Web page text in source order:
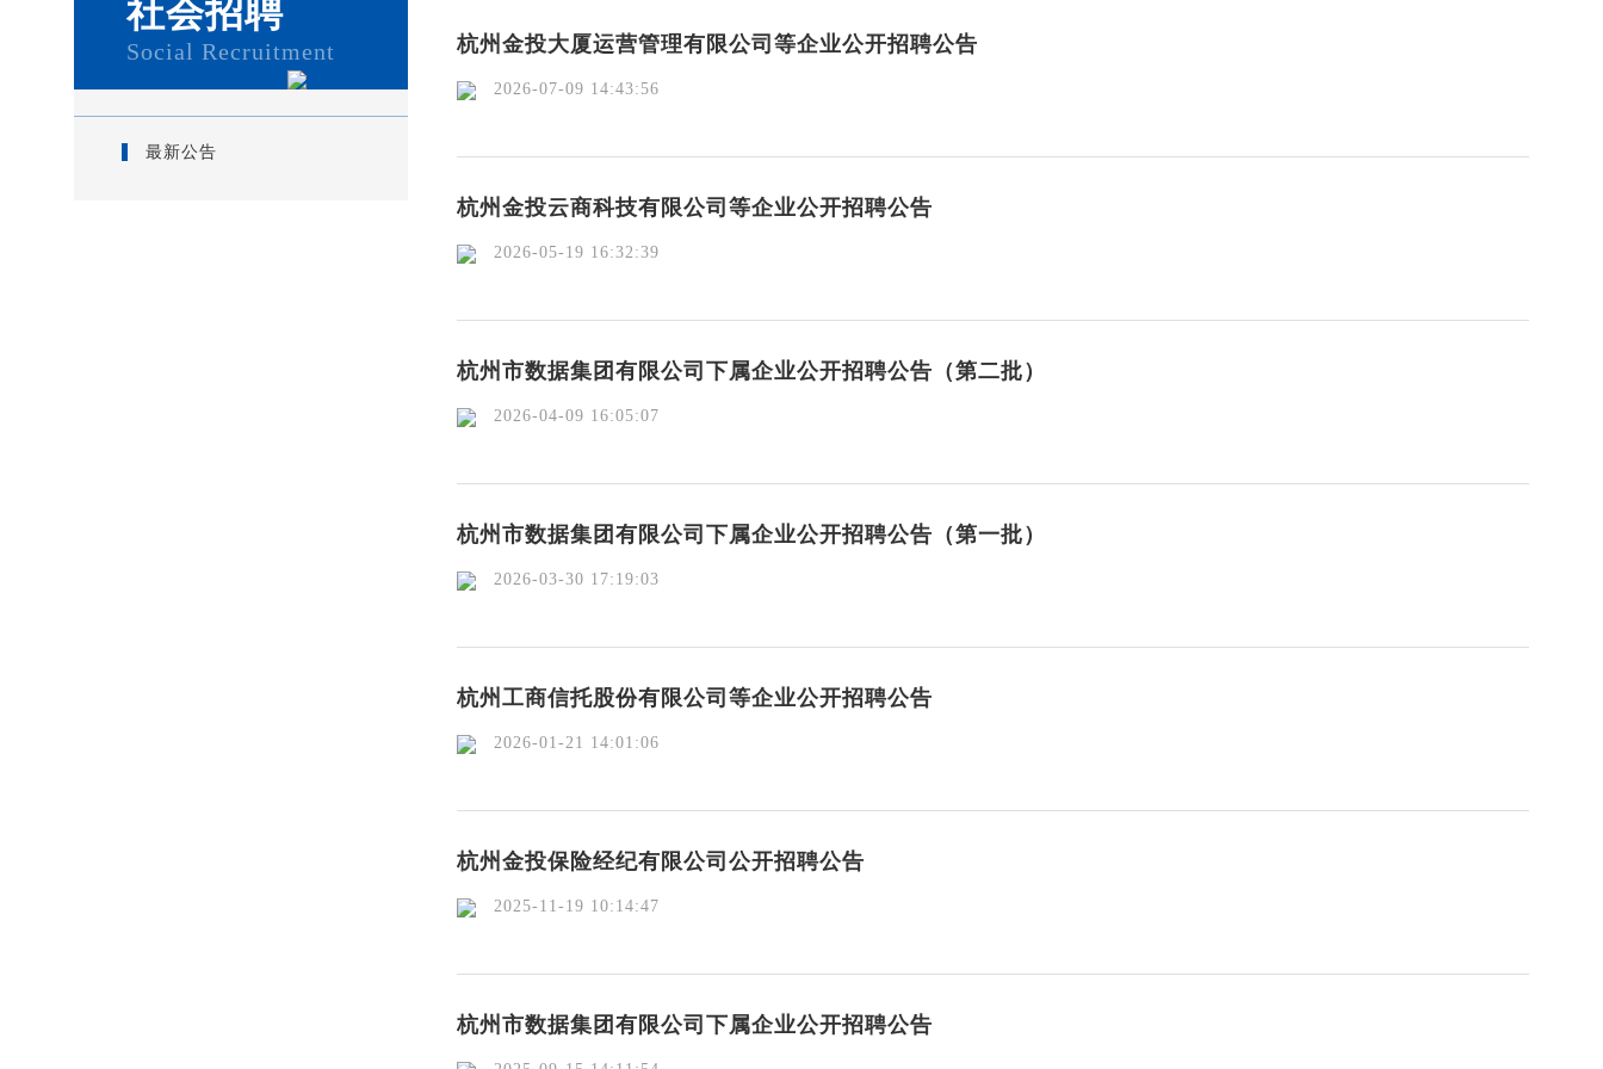
杭州金投大厦运营管理有限公司等企业公开招聘公告
2026-07-09 14:43:56
杭州金投云商科技有限公司等企业公开招聘公告
2026-05-19 16:32:39
杭州市数据集团有限公司下属企业公开招聘公告（第二批）
2026-04-09 16:05:07
杭州市数据集团有限公司下属企业公开招聘公告（第一批）
2026-03-30 17:19:03
杭州工商信托股份有限公司等企业公开招聘公告
2026-01-21 14:01:06
杭州金投保险经纪有限公司公开招聘公告
2025-11-19 10:14:47
杭州市数据集团有限公司下属企业公开招聘公告
社会招聘
Social Recruitment
最新公告